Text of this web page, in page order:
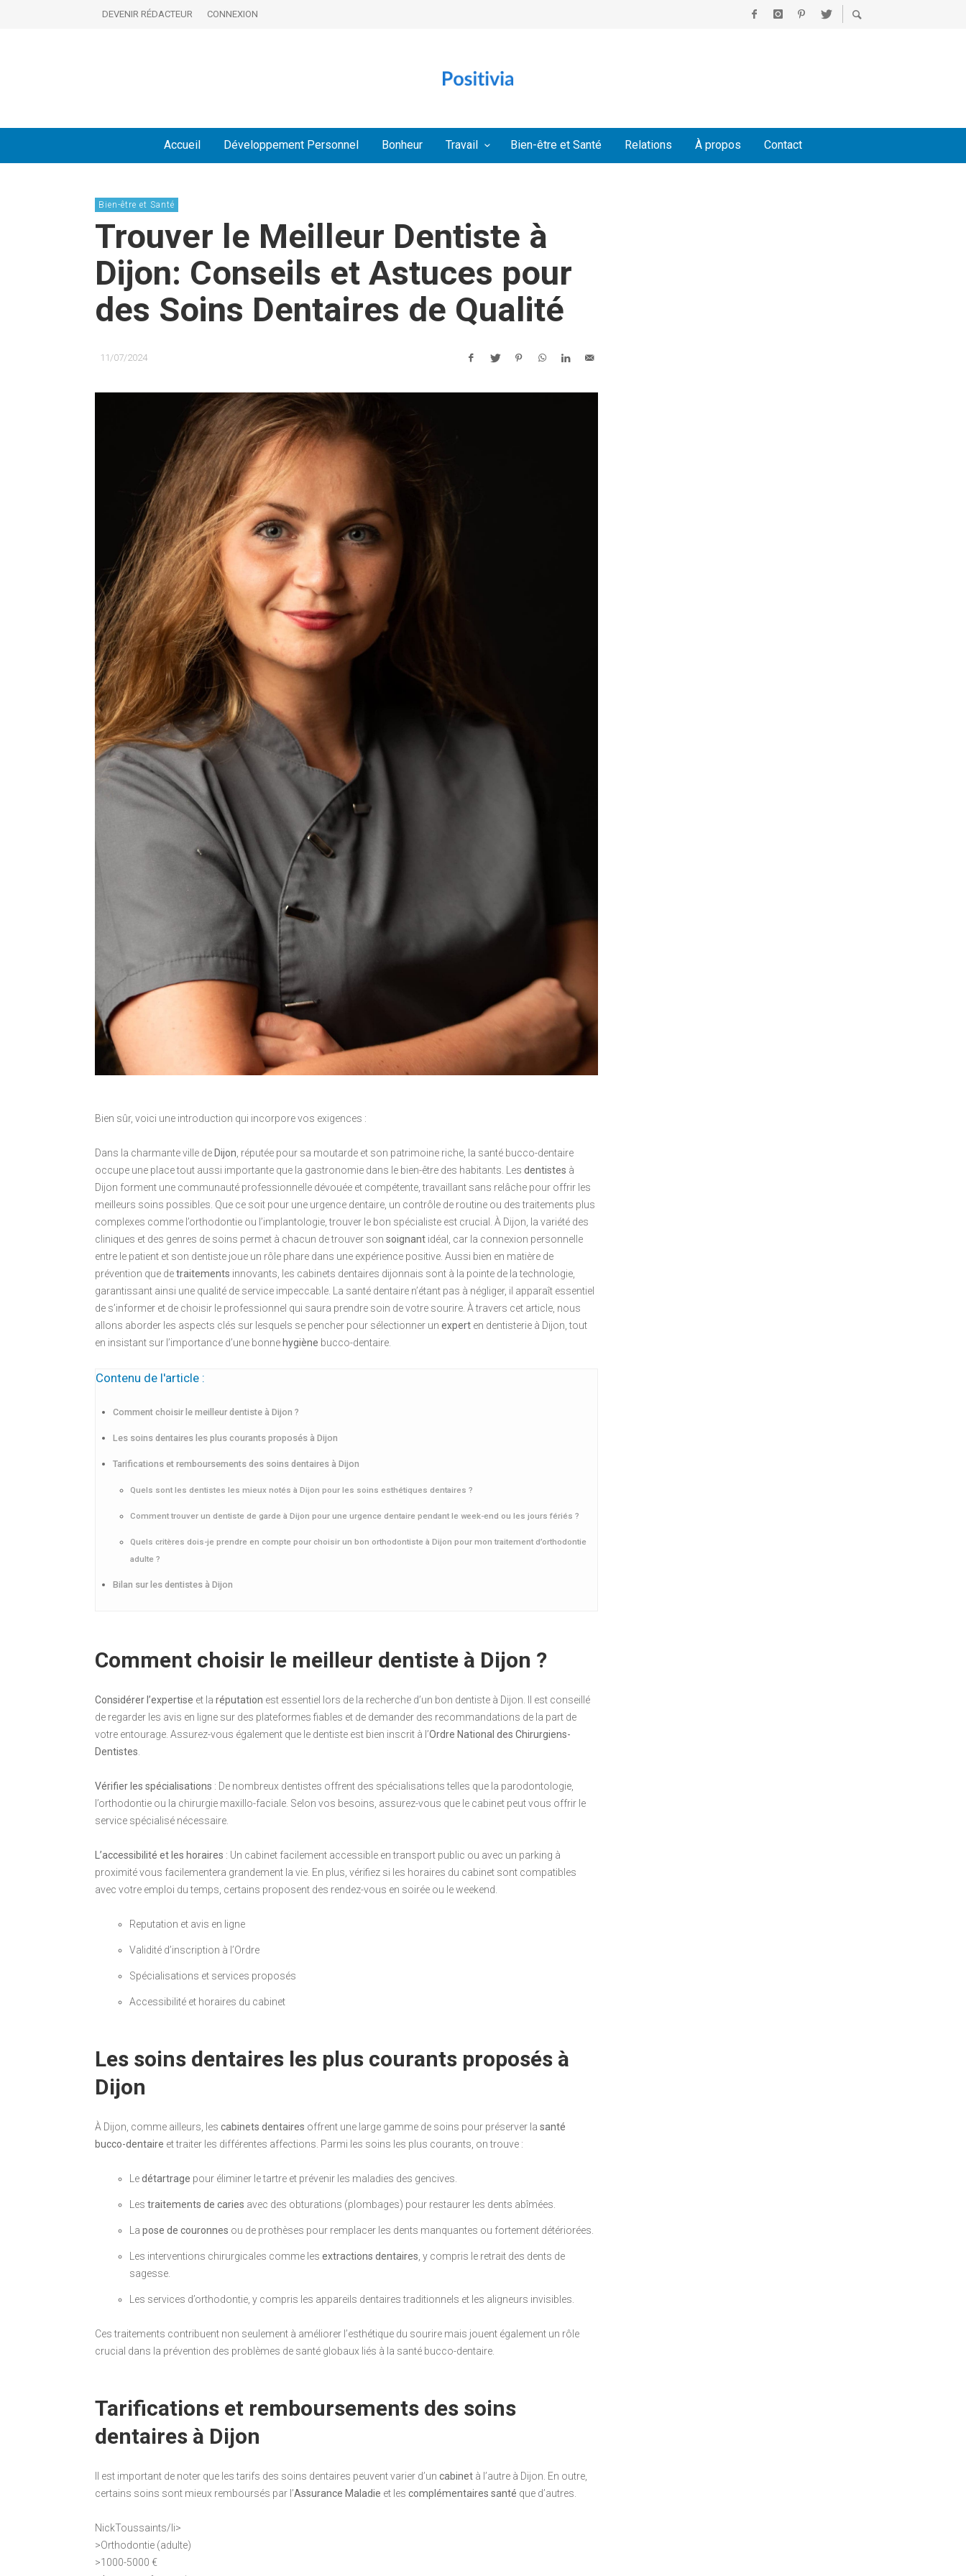
DEVENIR RÉDACTEUR CONNEXION
Accueil Développement Personnel Bonheur Travail Bien-être et Santé Relations À propos Contact
Bien-être et Santé
Trouver le Meilleur Dentiste à
Dijon: Conseils et Astuces pour
des Soins Dentaires de Qualité
11/07/2024
Bien sûr, voici une introduction qui incorpore vos exigences :
Dans la charmante ville de Dijon , réputée pour sa moutarde et son patrimoine riche, la santé bucco-dentaire
occupe une place tout aussi importante que la gastronomie dans le bien-être des habitants. Les dentistes à
Dijon forment une communauté professionnelle dévouée et compétente, travaillant sans relâche pour offrir les
meilleurs soins possibles. Que ce soit pour une urgence dentaire, un contrôle de routine ou des traitements plus
complexes comme l’orthodontie ou l’implantologie, trouver le bon spécialiste est crucial. À Dijon, la variété des
cliniques et des genres de soins permet à chacun de trouver son soignant idéal, car la connexion personnelle
entre le patient et son dentiste joue un rôle phare dans une expérience positive. Aussi bien en matière de
prévention que detraitements innovants, les cabinets dentaires dijonnais sont à la pointe de la technologie,
garantissant ainsi une qualité de service impeccable. La santé dentaire n’étant pas à négliger, il apparaît essentiel
de s’informer et de choisir le professionnel qui saura prendre soin de votre sourire. À travers cet article, nous
allons aborder les aspects clés sur lesquels se pencher pour sélectionner un expert en dentisterie à Dijon, tout
en insistant sur l’importance d’une bonne hygiène bucco-dentaire.
Contenu de l'article :
Comment choisir le meilleur dentiste à Dijon ?
Les soins dentaires les plus courants proposés à Dijon
Tarifications et remboursements des soins dentaires à Dijon
Quels sont les dentistes les mieux notés à Dijon pour les soins esthétiques dentaires ?
Comment trouver un dentiste de garde à Dijon pour une urgence dentaire pendant le week-end ou les jours fériés ?
Quels critères dois-je prendre en compte pour choisir un bon orthodontiste à Dijon pour mon traitement d’orthodontie
adulte ?
Bilan sur les dentistes à Dijon
Comment choisir le meilleur dentiste à Dijon ?
Considérer l’expertise et la réputation est essentiel lors de la recherche d’un bon dentiste à Dijon. Il est conseillé
de regarder les avis en ligne sur des plateformes fiables et de demander des recommandations de la part de
votre entourage. Assurez-vous également que le dentiste est bien inscrit à l’Ordre National des Chirurgiens-
Dentistes
Vérifier les spécialisations : De nombreux dentistes offrent des spécialisations telles que la parodontologie,
l’orthodontie ou la chirurgie maxillo-faciale. Selon vos besoins, assurez-vous que le cabinet peut vous offrir le
service spécialisé nécessaire.
L’accessibilité et les horaires : Un cabinet facilement accessible en transport public ou avec un parking à
proximité vous facilementera grandement la vie. En plus, vérifiez si les horaires du cabinet sont compatibles
avec votre emploi du temps, certains proposent des rendez-vous en soirée ou le weekend.
Reputation et avis en ligne
Validité d’inscription à l’Ordre
Spécialisations et services proposés
Accessibilité et horaires du cabinet
Les soins dentaires les plus courants proposés à
Dijon
À Dijon, comme ailleurs, les cabinets dentaires offrent une large gamme de soins pour préserver la santé
bucco-dentaire et traiter les différentes affections. Parmi les soins les plus courants, on trouve :
Ledétartrage pour éliminer le tartre et prévenir les maladies des gencives.
Les traitements de caries avec des obturations (plombages) pour restaurer les dents abîmées.
La pose de couronnes ou de prothèses pour remplacer les dents manquantes ou fortement détériorées.
Les interventions chirurgicales comme les extractions dentaires , y compris le retrait des dents de
sagesse.
Les services d’orthodontie, y compris les appareils dentaires traditionnels et les aligneurs invisibles.
Ces traitements contribuent non seulement à améliorer l’esthétique du sourire mais jouent également un rôle
crucial dans la prévention des problèmes de santé globaux liés à la santé bucco-dentaire.
Tarifications et remboursements des soins
dentaires à Dijon
Il est important de noter que les tarifs des soins dentaires peuvent varier d’un cabinet à l’autre à Dijon. En outre,
certains soins sont mieux remboursés par l’Assurance Maladie et les complémentaires santé que d’autres.
NickToussaints/li>
>Orthodontie (adulte)
>1000-5000 €